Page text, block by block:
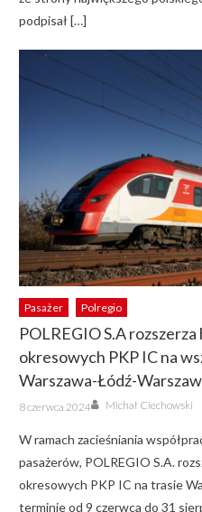
podpisał […]
Pasażer Polregio
POLREGIO S.A
okresowych PKP IC na
Warszawa-Łódź-
Posted
on
8 czerwca 2024 Author
Michał Ciechowski
W ramach zacieśniania
pasażerów, POLREGIO S.A.
okresowych PKP IC na trasie
terminie od 9 czerwca do 31